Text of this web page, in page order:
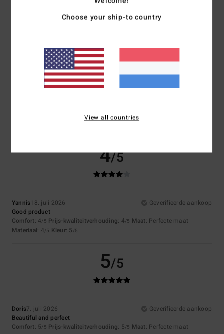
5 /5
25. juli 2026
Geverifieerde aankoop
4/5
Yannis18. juli 2026
Geverifieerde aankoop
Good product
Comfort: 4/5 Prijs-kwaliteitverhouding: 4/5 Maat: Perfecte maat
Materiaal: 4/5 Kleur: 5 /5
5/5
Doris7. juli 2026
Geverifieerde aankoop
Beautiful and perfect
Comfort: 5/5 Prijs-kwaliteitverhouding: 5/5 Maat: Perfecte maat
Choose your ship-to country
View all countries